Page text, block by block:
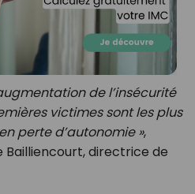
de l’insécurité
victimes sont les plus
perte d’autonomie »,
Bailliencourt, directrice de